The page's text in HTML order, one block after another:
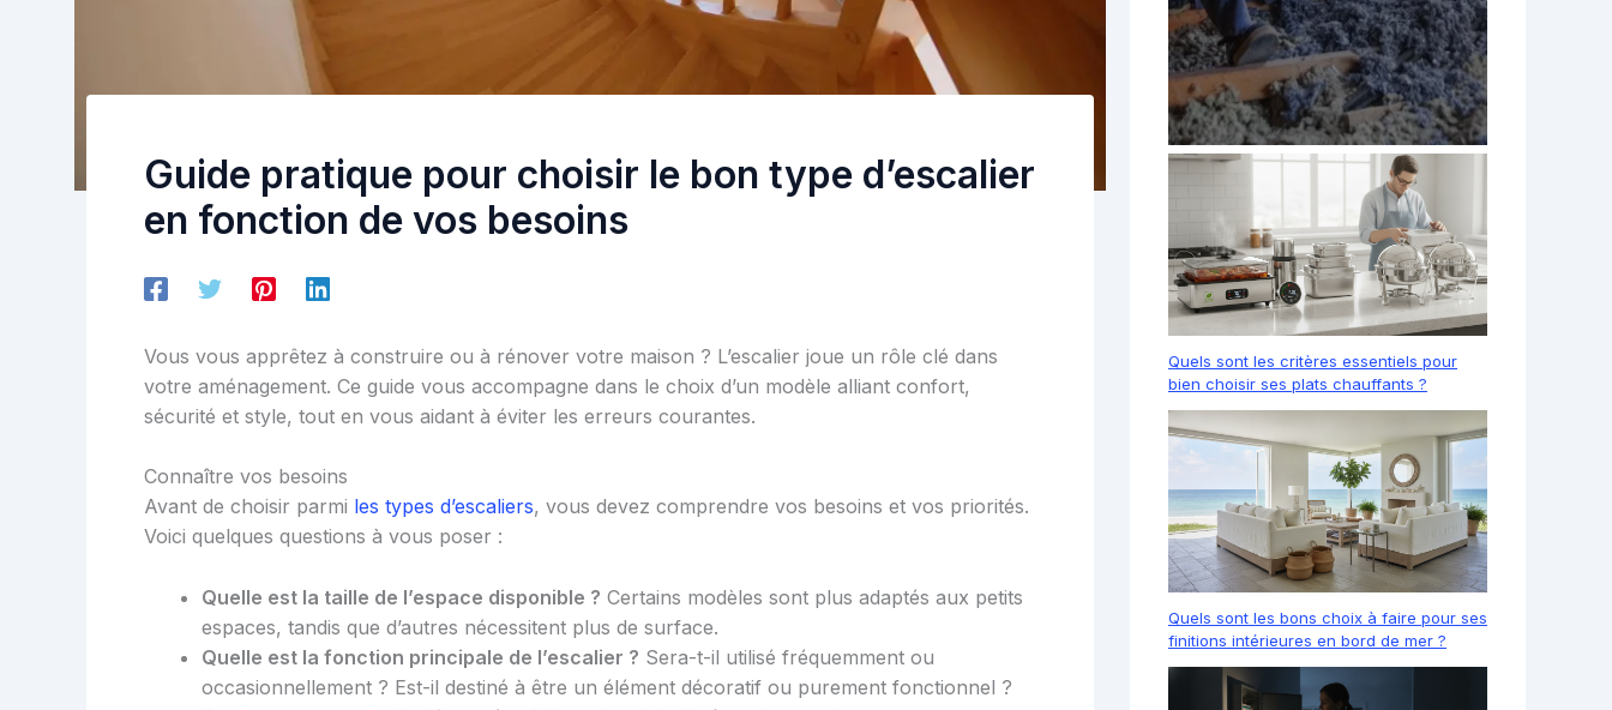
Guide pratique pour choisir le bon type d’escalier
en fonction de vos besoins
Vous vous apprêtez à construire ou à rénover votre maison ? L’escalier joue un rôle clé dans
votre aménagement. Ce guide vous accompagne dans le choix d’un modèle alliant confort,
sécurité et style, tout en vous aidant à éviter les erreurs courantes.
Connaître vos besoins
Avant de choisir parmi les types d’escaliers, vous devez comprendre vos besoins et vos priorités.
Voici quelques questions à vous poser :
Quelle est la taille de l’espace disponible ? Certains modèles sont plus adaptés aux petits
espaces, tandis que d’autres nécessitent plus de surface.
Quelle est la fonction principale de l’escalier ? Sera-t-il utilisé fréquemment ou
occasionnellement ? Est-il destiné à être un élément décoratif ou purement fonctionnel ?
Quels sont les critères essentiels pour
bien choisir ses plats chauffants ?
Quels sont les bons choix à faire pour ses
finitions intérieures en bord de mer ?